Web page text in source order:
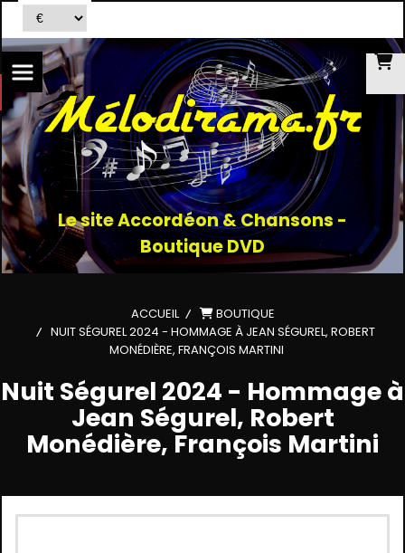
Le site Accordéon & Chansons -
Boutique DVD
ACCUEIL
BOUTIQUE
NUIT SÉGUREL 2024 - HOMMAGE À JEAN SÉGUREL, ROBERT
MONÉDIÈRE, FRANÇOIS MARTINI
Nuit Ségurel 2024 - Hommage à
Jean Ségurel, Robert
Monédière, François Martini